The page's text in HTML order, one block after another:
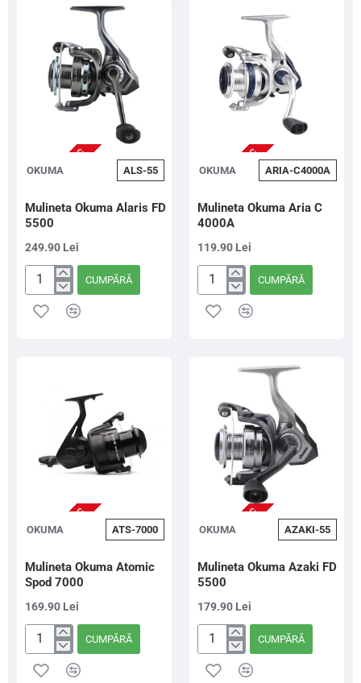
NU ESTE IN STOC
OKUMA ALS-55
Mulineta Okuma Alaris FD
5500
249.90 Lei
Mulineta
Alaris
CUMPĂRĂ
NU ESTE IN STOC
OKUMA ARIA-C4000A
Mulineta Okuma Aria C
4000A
119.90 Lei
Mulineta
Aria
CUMPĂRĂ
NU ESTE IN STOC
OKUMA ATS-7000
Mulineta Okuma Atomic
Spod 7000
169.90 Lei
Mulineta
Atomic
CUMPĂRĂ
NU ESTE IN STOC
OKUMA AZAKI-55
Mulineta Okuma Azaki FD
5500
179.90 Lei
Mulineta
Azaki
CUMPĂRĂ